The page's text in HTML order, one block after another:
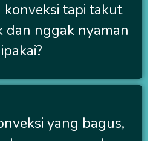
tapi takut
dan nggak nyaman
yang bagus,